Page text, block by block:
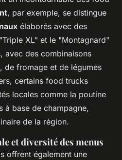
, par exemple, se distingue
élaborés avec des
XL" et le "Montagnard"
avec des combinaisons
de fromage et de légumes
certains food trucks
locales comme la poutine
à base de champagne,
de la région.
et diversité des menus
offrent également une